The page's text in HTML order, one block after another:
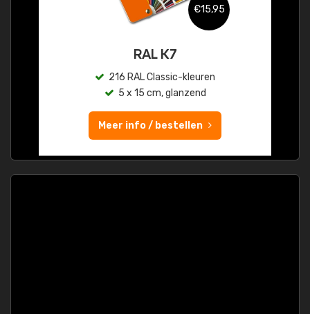
€15,95
RAL K7
216 RAL Classic-kleuren
5 x 15 cm, glanzend
Meer info / bestellen